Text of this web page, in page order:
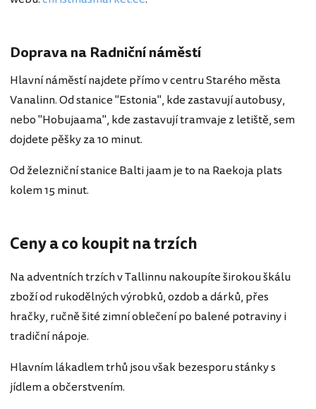
Doprava na Radniční náměstí
Hlavní náměstí najdete přímo v centru Starého města
Vanalinn. Od stanice "Estonia", kde zastavují autobusy,
nebo "Hobujaama", kde zastavují tramvaje z letiště, sem
dojdete pěšky za 10 minut.
Od železniční stanice Balti jaam je to na Raekoja plats
kolem 15 minut.
Ceny a co koupit na trzích
Na adventních trzích v Tallinnu nakoupíte širokou škálu
zboží od rukodělných výrobků, ozdob a dárků, přes
hračky, ručně šité zimní oblečení po balené potraviny i
tradiční nápoje.
Hlavním lákadlem trhů jsou však bezesporu stánky s
jídlem a občerstvením.